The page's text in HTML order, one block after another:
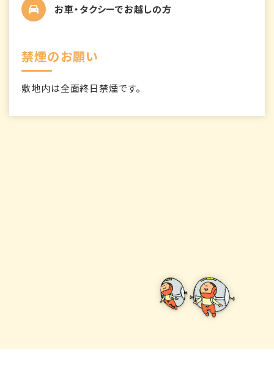
お車・タクシーでお越しの方
禁煙のお願い
敷地内は全面終日禁煙です。